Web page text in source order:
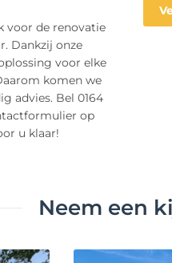
voor de renovatie
Dankzij onze
voor elke
komen we
advies. Bel 0164
op
u klaar!
Neem een